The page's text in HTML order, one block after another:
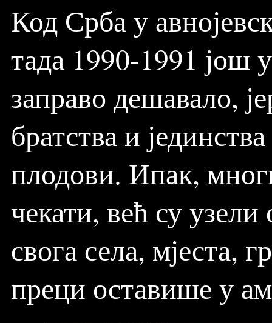
Код Срба у
тада 1990-1991 још
заправо дешавало,
братства и
плодови. Ипак,
чекати, већ су
свога села, мјеста,
преци оставише у